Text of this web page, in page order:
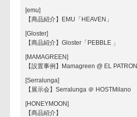
[emu]
【商品紹介】EMU「HEAVEN」
[Gloster]
【商品紹介】Gloster「PEBBLE 」
[MAMAGREEN]
【設置事例】Mamagreen @ EL PATRON
[Serralunga]
【展示会】Serralunga ＠ HOSTMilano
[HONEYMOON]
【商品紹介】